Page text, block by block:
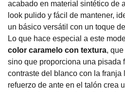
acabado en material sintético de
look pulido y fácil de mantener,
un básico versátil con un toque
Lo que hace especial a este
color caramelo con textura,
sino que proporciona una pisada
contraste del blanco con la franja
refuerzo de ante en el talón crea